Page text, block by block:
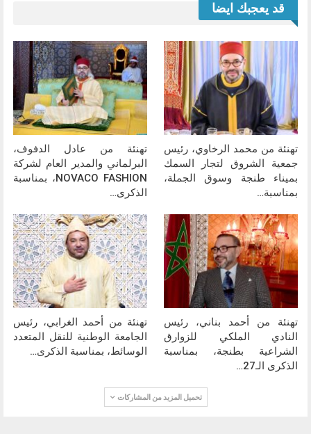
قد يعجبك ايضا
تهنئة من محمد الرخاوي، رئيس
جمعية الشروق لتجار السمك
بميناء طنجة وسوق الجملة،
بمناسبة…
تهنئة من عادل الدفوف،
البرلماني والمدير العام لشركة
NOVACO FASHION، بمناسبة
الذكرى…
تهنئة من أحمد بناني، رئيس
النادي الملكي للزوارق
الشراعية بطنجة، بمناسبة
الذكرى الـ27…
تهنئة من أحمد الغرابي، رئيس
الجامعة الوطنية للنقل المتعدد
الوسائط، بمناسبة الذكرى…
تحميل المزيد من المشاركات